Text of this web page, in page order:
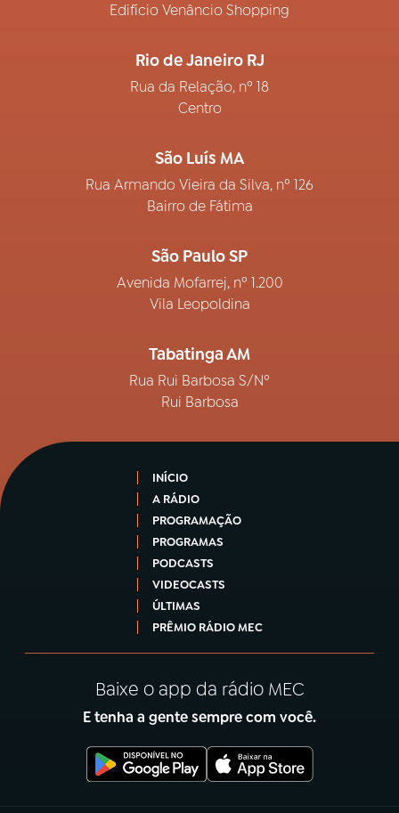
Edifício Venâncio Shopping
Rio de Janeiro RJ
Rua da Relação, nº 18
Centro
São Luís MA
Rua Armando Vieira da Silva, nº 126
Bairro de Fátima
São Paulo SP
Avenida Mofarrej, nº 1.200
Vila Leopoldina
Tabatinga AM
Rua Rui Barbosa S/Nº
Rui Barbosa
INÍCIO
A RÁDIO
PROGRAMAÇÃO
PROGRAMAS
PODCASTS
VIDEOCASTS
ÚLTIMAS
PRÊMIO RÁDIO MEC
Baixe o app da rádio MEC
E tenha a gente sempre com você.